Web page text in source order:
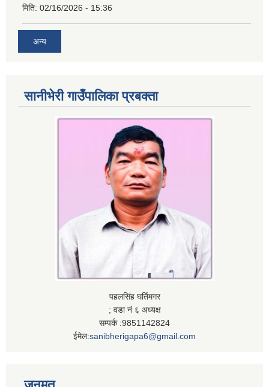
मिति: 02/16/2026 - 15:36
अन्य
सानीभेरी गाउँपालिका प्रबक्ता
पहलसिंह घर्तिमगर
; वडा नं ६ अध्यक्ष
सम्पर्क :9851142824
ईमेल:sanibherigapa6@gmail.com